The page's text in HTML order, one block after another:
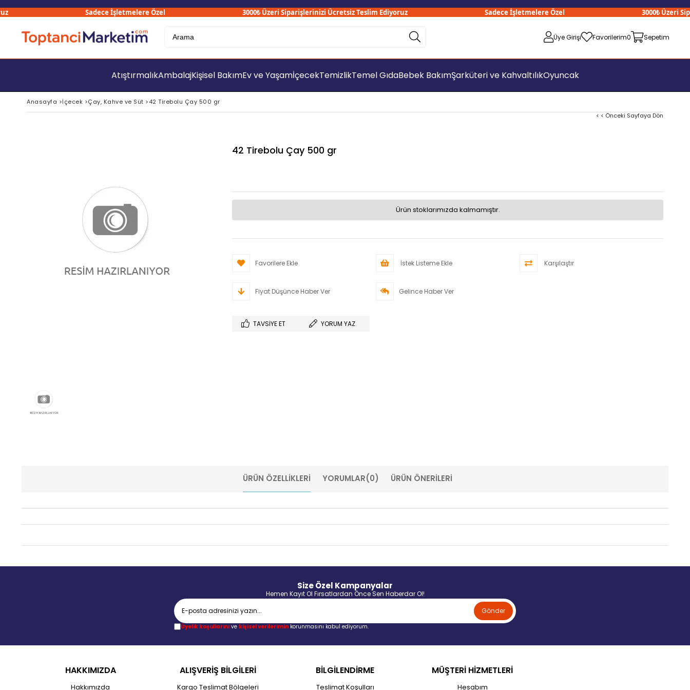
Sadece İşletmelere Özel 3000₺ Üzeri Siparişlerinizi Ücretsiz Teslim Ediyoruz Sadece İşletmelere Özel 3000₺ Üzeri
Üye Girişi Favorilerim0 Sepetim
AtıştırmalıkAmbalajKişisel BakımEv ve YaşamİçecekTemizlikTemel GıdaBebek BakımŞarküteri ve KahvaltılıkOyuncak
Anasayfa >İçecek >Çay, Kahve ve Süt >42 Tirebolu Çay 500 gr
< < Önceki Sayfaya Dön
42 Tirebolu Çay 500 gr
Ürün stoklarımızda kalmamıştır.
Favorilere Ekle İstek Listeme Ekle Karşılaştır
Fiyat Düşünce Haber Ver Gelince Haber Ver
TAVSIYE ET YORUM YAZ
ÜRÜN ÖZELLIKLERI YORUMLAR(0) ÜRÜN ÖNERILERI
Size Özel Kampanyalar
Hemen Kayıt Ol Fırsatlardan Önce Sen Haberdar Ol!
Gönder
Üyelik koşullarınıve kişisel verileriminkorunmasını kabul ediyorum.
HAKKIMIZDA
Hakkımızda
ALIŞVERİŞ BİLGİLERİ
Kargo Teslimat Bölgeleri
BİLGİLENDİRME
Teslimat Koşulları
MÜŞTERİ HİZMETLERİ
Hesabım